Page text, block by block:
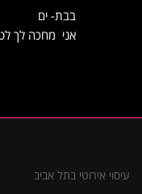
בבת- ים
אני מחכה לך
עיסוי אירוטי בתל אביב